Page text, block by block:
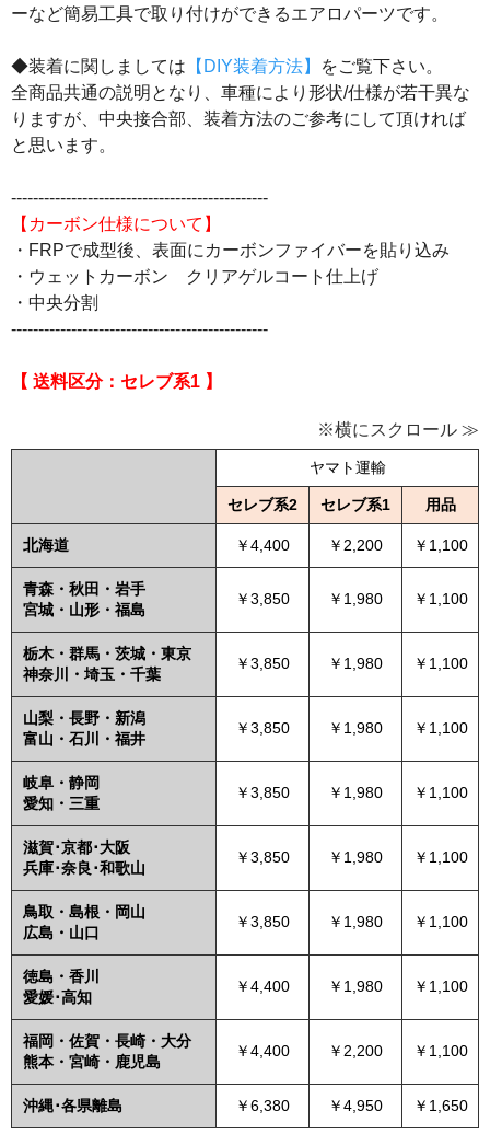
ーなど簡易工具で取り付けができるエアロパーツです。
◆装着に関しましては 【DIY装着方法】
をご覧下さい。
全商品共通の説明となり、車種により形状/仕様が若干異な
りますが、中央接合部、装着方法のご参考にして頂ければ
と思います。
-----------------------------------------------
【カーボン仕様について】
・FRPで成型後、表面にカーボンファイバーを貼り込み
・ウェットカーボン クリアゲルコート仕上げ
・中央分割
-----------------------------------------------
【 送料区分：セレブ系1 】
※横にスクロール ≫
ヤマト運輸
セレブ系2 セレブ系1 用品
北海道 ￥4,400 ￥2,200 ￥1,100
青森・秋田・岩手
宮城・山形・福島
￥3,850 ￥1,980 ￥1,100
栃木・群馬・茨城・東京
神奈川・埼玉・千葉
￥3,850 ￥1,980 ￥1,100
山梨・長野・新潟
富山・石川・福井
￥3,850 ￥1,980 ￥1,100
岐阜・静岡
愛知・三重
￥3,850 ￥1,980 ￥1,100
滋賀･京都･大阪
兵庫･奈良･和歌山
￥3,850 ￥1,980 ￥1,100
鳥取・島根・岡山
広島・山口
￥3,850 ￥1,980 ￥1,100
徳島・香川
愛媛･高知
￥4,400 ￥1,980 ￥1,100
福岡・佐賀・長崎・大分
熊本・宮崎・鹿児島
￥4,400 ￥2,200 ￥1,100
沖縄･各県離島 ￥6,380 ￥4,950 ￥1,650